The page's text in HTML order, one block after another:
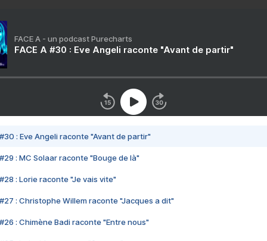
FACE A - un podcast Purecharts
FACE A #30 : Eve Angeli raconte "Avant de partir"
#30 : Eve Angeli raconte "Avant de partir"
#29 : MC Solaar raconte "Bouge de là"
#28 : Lorie raconte "Je vais vite"
#27 : Christophe Willem raconte "Jacques a dit"
#26 : Chimène Badi raconte "Entre nous"